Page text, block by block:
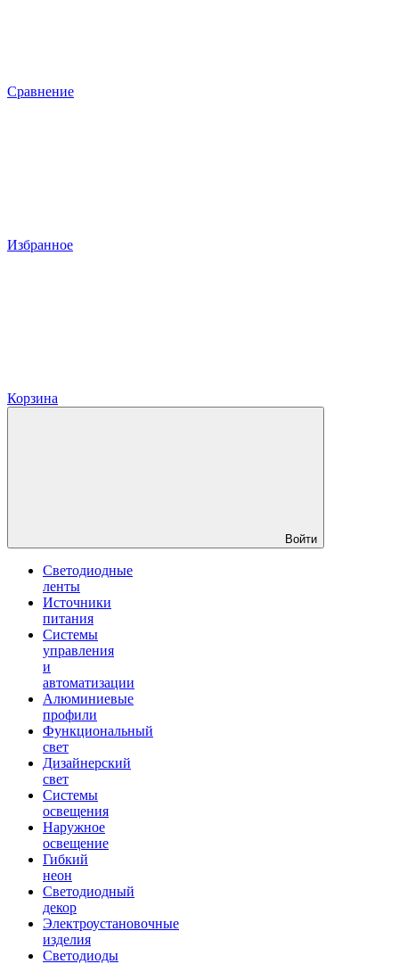
Сравнение
Избранное
Корзина
Войти
Светодиодные
ленты
Источники
питания
Системы
управления
и
автоматизации
Алюминиевые
профили
Функциональный
свет
Дизайнерский
свет
Системы
освещения
Наружное
освещение
Гибкий
неон
Светодиодный
декор
Электроустановочные
изделия
Светодиоды